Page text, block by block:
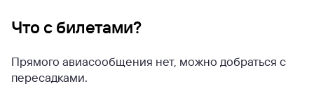
Что с билетами?
Прямого авиасообщения нет, можно добраться с
пересадками.